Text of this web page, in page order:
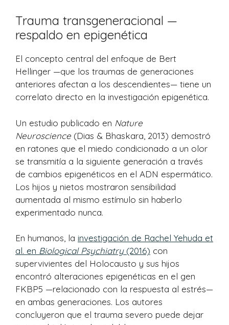
Trauma transgeneracional —
respaldo en epigenética
El concepto central del enfoque de Bert
Hellinger —que los traumas de generaciones
anteriores afectan a los descendientes— tiene un
correlato directo en la investigación epigenética.
Un estudio publicado en Nature
Neuroscience (Dias & Bhaskara, 2013) demostró
en ratones que el miedo condicionado a un olor
se transmitía a la siguiente generación a través
de cambios epigenéticos en el ADN espermático.
Los hijos y nietos mostraron sensibilidad
aumentada al mismo estímulo sin haberlo
experimentado nunca.
En humanos, la investigación de Rachel Yehuda et
al. en Biological Psychiatry(2016) con
supervivientes del Holocausto y sus hijos
encontró alteraciones epigenéticas en el gen
FKBP5 —relacionado con la respuesta al estrés—
en ambas generaciones. Los autores
concluyeron que el trauma severo puede dejar